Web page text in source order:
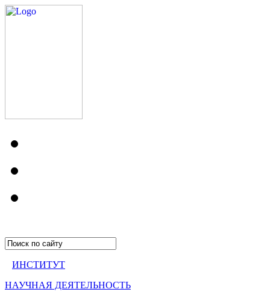
ИНСТИТУТ
НАУЧНАЯ ДЕЯТЕЛЬНОСТЬ